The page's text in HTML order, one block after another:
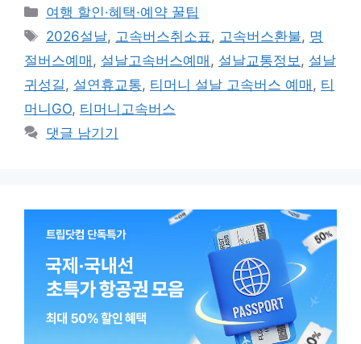
카
테
리
여행 할인·혜택·예약 꿀팁
태
그
2026설날, 고속버스취소표, 고속버스환불, 명
절버스예매 , 설날고속버스예매 , 설날교통정보, 설날
귀성길, 설연휴교통, 티머니 설날 고속버스 예매 , 티
머니GO, 티머니고속버스
댓글 남기기